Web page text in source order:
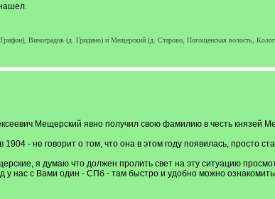
Виноградов (д. Гридино) и Мещерский (д. Старово, Погощенская волость,
Мещерский явно получил свою фамилию в честь князей
- не говорит о том, что она в этом году появилась, просто
я думаю что должен пролить свет на эту ситуацию
у нас с Вами один - СПб - там быстро и удобно можно